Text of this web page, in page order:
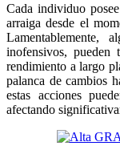
Cada individuo
arraiga desde el
Lamentablemente,
inofensivos,
rendimiento a largo
palanca de cambios
estas acciones
afectando